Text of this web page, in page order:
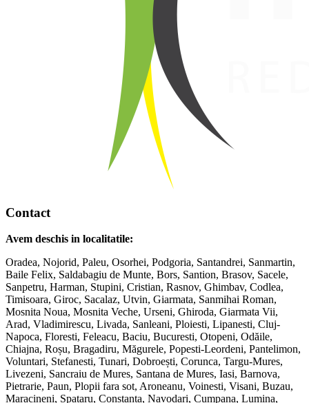
Contact
Avem deschis in localitatile:
Oradea, Nojorid, Paleu, Osorhei, Podgoria, Santandrei, Sanmartin,
Baile Felix, Saldabagiu de Munte, Bors, Santion, Brasov, Sacele,
Sanpetru, Harman, Stupini, Cristian, Rasnov, Ghimbav, Codlea,
Timisoara, Giroc, Sacalaz, Utvin, Giarmata, Sanmihai Roman,
Mosnita Noua, Mosnita Veche, Urseni, Ghiroda, Giarmata Vii,
Arad, Vladimirescu, Livada, Sanleani, Ploiesti, Lipanesti, Cluj-
Napoca, Floresti, Feleacu, Baciu, Bucuresti, Otopeni, Odăile,
Chiajna, Roșu, Bragadiru, Măgurele, Popesti-Leordeni, Pantelimon,
Voluntari, Stefanesti, Tunari, Dobroești, Corunca, Targu-Mures,
Livezeni, Sancraiu de Mures, Santana de Mures, Iasi, Barnova,
Pietrarie, Paun, Plopii fara sot, Aroneanu, Voinesti, Visani, Buzau,
Maracineni, Spataru, Constanta, Navodari, Cumpana, Lumina,